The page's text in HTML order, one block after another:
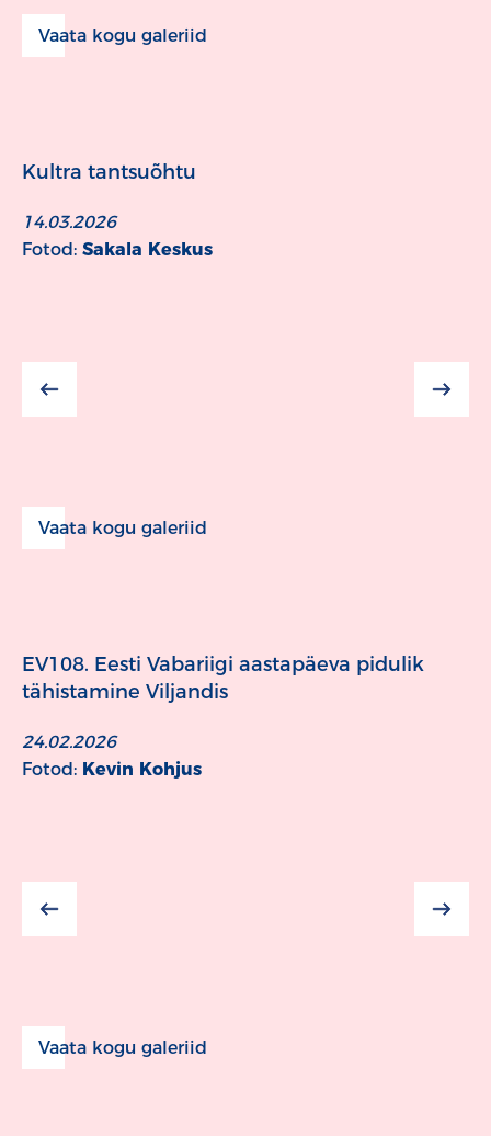
Vaata kogu galeriid
Kultra tantsuõhtu
14.03.2026
Fotod: Sakala Keskus
Vaata kogu galeriid
EV108. Eesti Vabariigi aastapäeva pidulik
tähistamine Viljandis
24.02.2026
Fotod: Kevin Kohjus
Vaata kogu galeriid